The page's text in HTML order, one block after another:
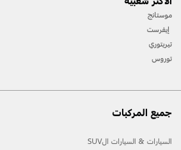
[2] لن تتوفّر جميع ميّزات المركبة في جميع الأسواق. اتصل بموزّع
موستانج
إيفرست
تيريتوري
توروس
جميع المركبات
السيارات & السيارات الSUV